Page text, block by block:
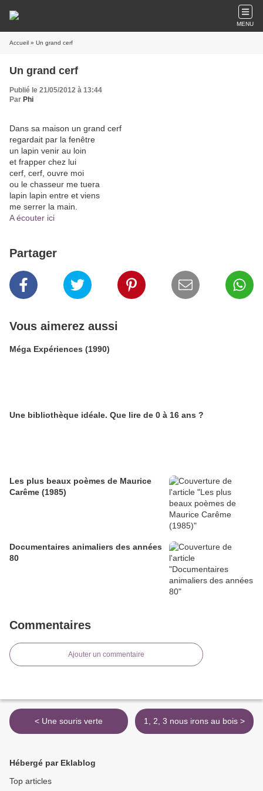
MENU
Accueil » Un grand cerf
Un grand cerf
Publié le 21/05/2012 à 13:44
Par Phi
Dans sa maison un grand cerf
regardait par la fenêtre
un lapin venir au loin
et frapper chez lui
cerf, cerf, ouvre moi
ou le chasseur me tuera
lapin lapin entre et viens
me serrer la main.
A écouter ici
Partager
Vous aimerez aussi
Méga Expériences (1990)
Une bibliothèque idéale. Que lire de 0 à 16 ans ?
Les plus beaux poèmes de Maurice
Carême (1985)
Documentaires animaliers des années
80
Commentaires
Ajouter un commentaire
< Une souris verte 1, 2, 3 nous irons au bois >
Hébergé par Eklablog
Top articles